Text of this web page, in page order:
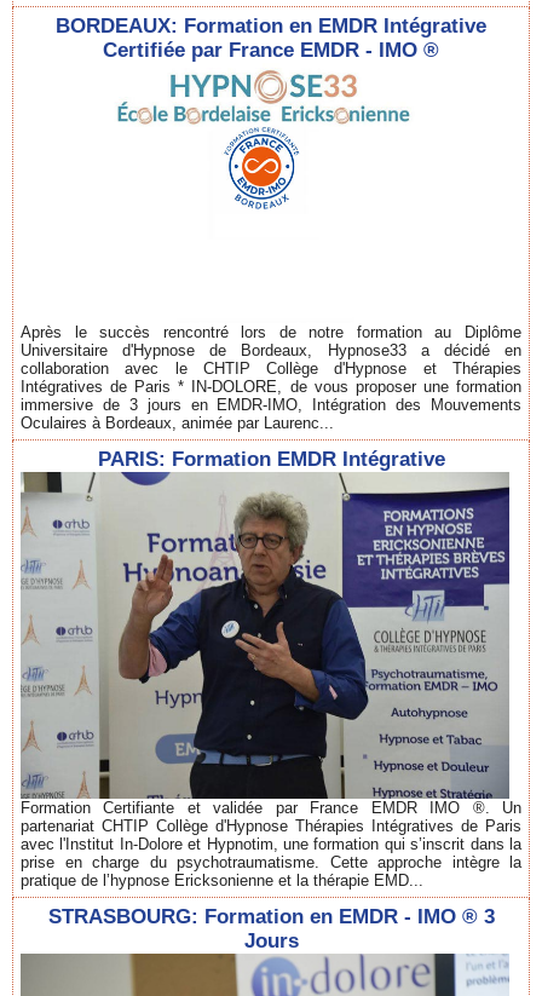
BORDEAUX: Formation en EMDR Intégrative
Certifiée par France EMDR - IMO ®
Après le succès rencontré lors de notre formation au Diplôme
Universitaire d'Hypnose de Bordeaux, Hypnose33 a décidé en
collaboration avec le CHTIP Collège d'Hypnose et Thérapies
Intégratives de Paris * IN-DOLORE, de vous proposer une formation
immersive de 3 jours en EMDR-IMO, Intégration des Mouvements
Oculaires à Bordeaux, animée par Laurenc...
PARIS: Formation EMDR Intégrative
Formation Certifiante et validée par France EMDR IMO ®. Un
partenariat CHTIP Collège d'Hypnose Thérapies Intégratives de Paris
avec l'Institut In-Dolore et Hypnotim, une formation qui s’inscrit dans la
prise en charge du psychotraumatisme. Cette approche intègre la
pratique de l’hypnose Ericksonienne et la thérapie EMD...
STRASBOURG: Formation en EMDR - IMO ® 3
Jours